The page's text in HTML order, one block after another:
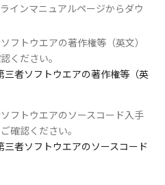
インマニュアルページからダウ
フトウエアの著作権等（英文）
ください。
三者ソフトウエアの著作権等（英
フトウエアのソースコード入手
確認ください。
三者ソフトウエアのソースコード